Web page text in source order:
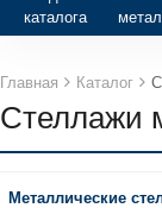
каталога
Главная Каталог
Стеллажи
Металлические